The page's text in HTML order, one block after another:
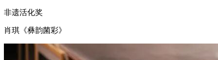
非遗活化奖
肖琪《彝韵菌彩》